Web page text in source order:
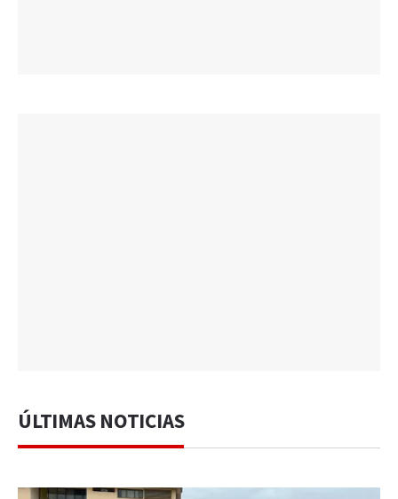
ÚLTIMAS NOTICIAS